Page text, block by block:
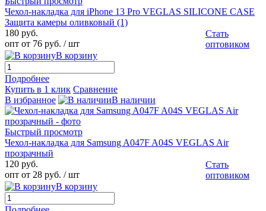
Чехол-накладка для iPhone 13 Pro VEGLAS SILICONE CASE
Защита камеры оливковый (1)
180 руб.
опт от 76 руб. / шт
Стать
оптовиком
В корзину
Подробнее
Купить в 1 клик Сравнение
В избранное
В наличии
Быстрый просмотр
Чехол-накладка для Samsung A047F A04S VEGLAS Air
прозрачный
120 руб.
опт от 28 руб. / шт
Стать
оптовиком
В корзину